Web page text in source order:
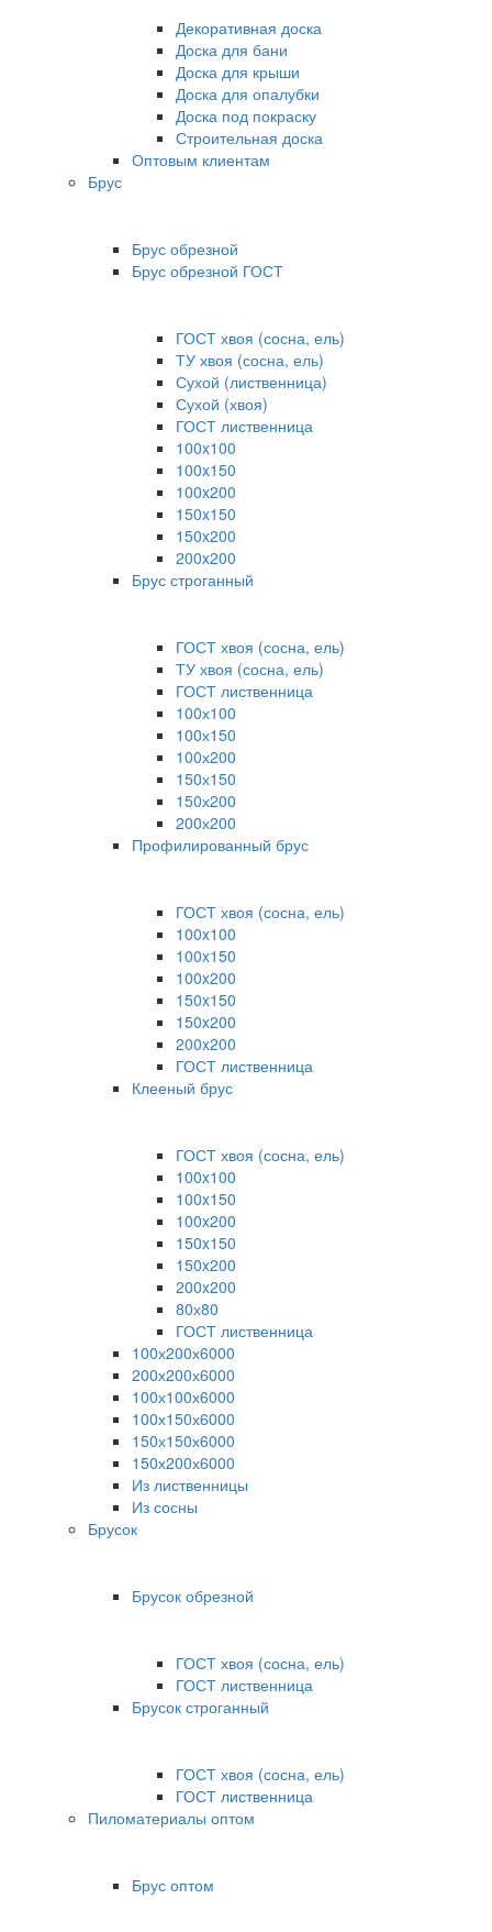
Декоративная доска
Доска для бани
Доска для крыши
Доска для опалубки
Доска под покраску
Строительная доска
Оптовым клиентам
Брус
Брус обрезной
Брус обрезной ГОСТ
ГОСТ хвоя (сосна, ель)
ТУ хвоя (сосна, ель)
Сухой (лиственница)
Сухой (хвоя)
ГОСТ лиственница
100x100
100x150
100x200
150x150
150x200
200x200
Брус строганный
ГОСТ хвоя (сосна, ель)
ТУ хвоя (сосна, ель)
ГОСТ лиственница
100х100
100х150
100х200
150х150
150х200
200х200
Профилированный брус
ГОСТ хвоя (сосна, ель)
100x100
100x150
100x200
150x150
150x200
200x200
ГОСТ лиственница
Клееный брус
ГОСТ хвоя (сосна, ель)
100x100
100x150
100x200
150x150
150x200
200x200
80х80
ГОСТ лиственница
100х200х6000
200х200х6000
100х100х6000
100х150х6000
150х150х6000
150х200х6000
Из лиственницы
Из сосны
Брусок
Брусок обрезной
ГОСТ хвоя (сосна, ель)
ГОСТ лиственница
Брусок строганный
ГОСТ хвоя (сосна, ель)
ГОСТ лиственница
Пиломатериалы оптом
Брус оптом